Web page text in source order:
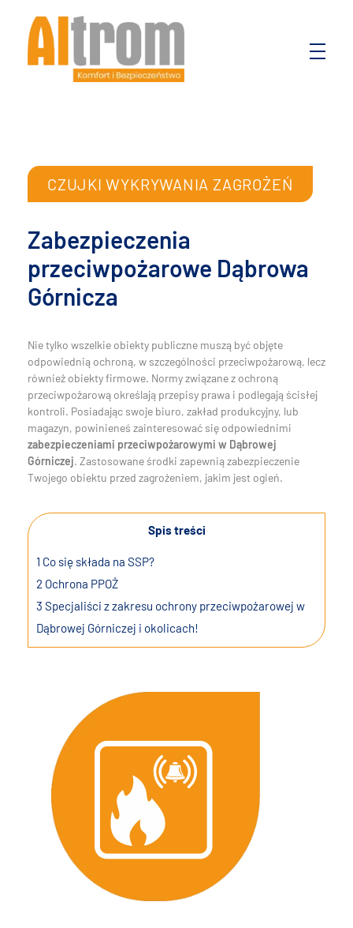
CZUJKI WYKRYWANIA ZAGROŻEŃ
Zabezpieczenia
przeciwpożarowe Dąbrowa
Górnicza
Nie tylko wszelkie obiekty publiczne muszą być objęte
odpowiednią ochroną, w szczególności przeciwpożarową, lecz
również obiekty firmowe. Normy związane z ochroną
przeciwpożarową określają przepisy prawa i podlegają ścisłej
kontroli. Posiadając swoje biuro, zakład produkcyjny, lub
magazyn, powinieneś zainteresować się odpowiednimi
zabezpieczeniami przeciwpożarowymi w Dąbrowej
Górniczej. Zastosowane środki zapewnią zabezpieczenie
Twojego obiektu przed zagrożeniem, jakim jest ogień.
Spis treści
1 Co się składa na SSP?
2 Ochrona PPOŻ
3 Specjaliści z zakresu ochrony przeciwpożarowej w
Dąbrowej Górniczej i okolicach!